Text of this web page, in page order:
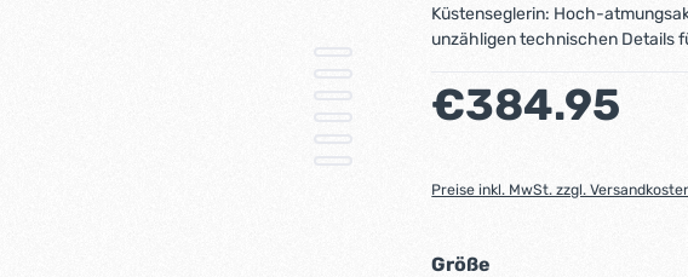
Küstenseglerin: Hoch-
unzähligen technischen Details
Regulärer Preis:
€384.95
Preise inkl. MwSt. zzgl.
Größe